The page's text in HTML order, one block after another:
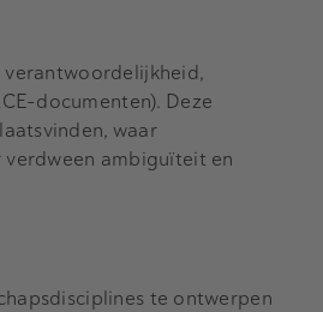
verantwoordelijkheid,
documenten). Deze
waar
ambiguïteit en
te ontwerpen